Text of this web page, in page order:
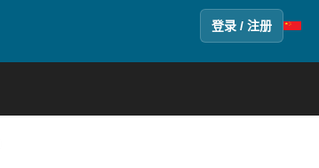
登录 / 注册